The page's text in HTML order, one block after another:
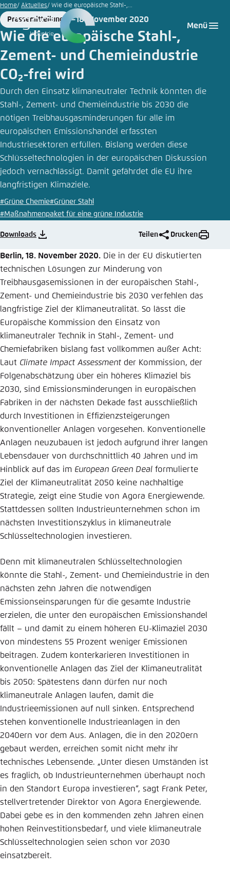
Zum
Hauptinhalt
gehen
Menü
Home Aktuelles Wie die europäische Stahl-,...
Format
Pressemitteilung
Date
18. November 2020
Wie die europäische Stahl-,
Zement- und Chemieindustrie
CO₂-frei wird
Durch den Einsatz klimaneutraler Technik könnten die
Stahl-, Zement- und Chemieindustrie bis 2030 die
nötigen Treibhausgasminderungen für alle im
europäischen Emissionshandel erfassten
Industriesektoren erfüllen. Bislang werden diese
Schlüsseltechnologien in der europäischen Diskussion
jedoch vernachlässigt. Damit gefährdet die EU ihre
langfristigen Klimaziele.
#Grüne Chemie#Grüner Stahl
#Maßnahmenpaket für eine grüne Industrie
Matt
Brown
|
iStock
Downloads Teilen Drucken
Berlin, 18. November 2020. Die in der EU diskutierten
technischen Lösungen zur Minderung von
Treibhausgasemissionen in der europäischen Stahl-,
Zement- und Chemieindustrie bis 2030 verfehlen das
langfristige Ziel der Klimaneutralität. So lässt die
Europäische Kommission den Einsatz von
klimaneutraler Technik in Stahl-, Zement- und
Chemiefabriken bislang fast vollkommen außer Acht:
Laut Climate Impact Assessment der Kommission, der
Folgenabschätzung über ein höheres Klimaziel bis
2030, sind Emissionsminderungen in europäischen
Fabriken in der nächsten Dekade fast ausschließlich
durch Investitionen in Effizienzsteigerungen
konventioneller Anlagen vorgesehen. Konventionelle
Anlagen neuzubauen ist jedoch aufgrund ihrer langen
Lebensdauer von durchschnittlich 40 Jahren und im
Hinblick auf das im European Green Deal formulierte
Ziel der Klimaneutralität 2050 keine nachhaltige
Strategie, zeigt eine Studie von Agora Energiewende.
Stattdessen sollten Industrieunternehmen schon im
nächsten Investitionszyklus in klimaneutrale
Schlüsseltechnologien investieren.
Denn mit klimaneutralen Schlüsseltechnologien
könnte die Stahl-, Zement- und Chemieindustrie in den
nächsten zehn Jahren die notwendigen
Emissionseinsparungen für die gesamte Industrie
erzielen, die unter den europäischen Emissionshandel
fällt – und damit zu einem höheren EU-Klimaziel 2030
von mindestens 55 Prozent weniger Emissionen
beitragen. Zudem konterkarieren Investitionen in
konventionelle Anlagen das Ziel der Klimaneutralität
bis 2050: Spätestens dann dürfen nur noch
klimaneutrale Anlagen laufen, damit die
Industrieemissionen auf null sinken. Entsprechend
stehen konventionelle Industrieanlagen in den
2040ern vor dem Aus. Anlagen, die in den 2020ern
gebaut werden, erreichen somit nicht mehr ihr
technisches Lebensende. „Unter diesen Umständen ist
es fraglich, ob Industrieunternehmen überhaupt noch
in den Standort Europa investieren“, sagt Frank Peter,
stellvertretender Direktor von Agora Energiewende.
Dabei gebe es in den kommenden zehn Jahren einen
hohen Reinvestitionsbedarf, und viele klimaneutrale
Schlüsseltechnologien seien schon vor 2030
einsatzbereit.
Login
Melden Sie sich an um ..., ... und ... zu verwalten.
Benutzername *
Passwort * Passwort vergessen?
Anmelden
Abbrechen
Sprache auswählen
Englisch
Deutsch
Agora Think Tanks
Erscheinungsbild der Webseite
Diese Webseite passt ihr Farbschema basierend
auf Ihren Einstellungen an. Wählen Sie aus,
verwenden möchten.
Close
Dunkel
Automatisch
speichern